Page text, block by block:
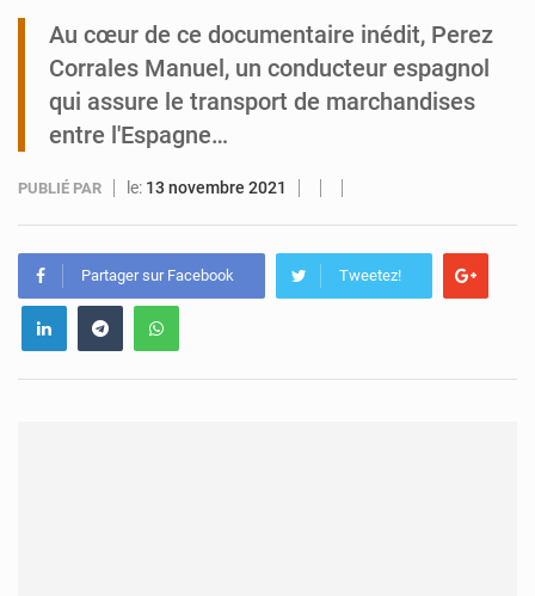
Zinder : Un enfant de 11 ans tué par électrocution à Kara Kara
Au cœur de ce documentaire inédit, Perez
Corrales Manuel, un conducteur espagnol
qui assure le transport de marchandises
entre l'Espagne…
PUBLIÉ PAR le: 13 novembre 2021
Partager sur Facebook Tweetez!